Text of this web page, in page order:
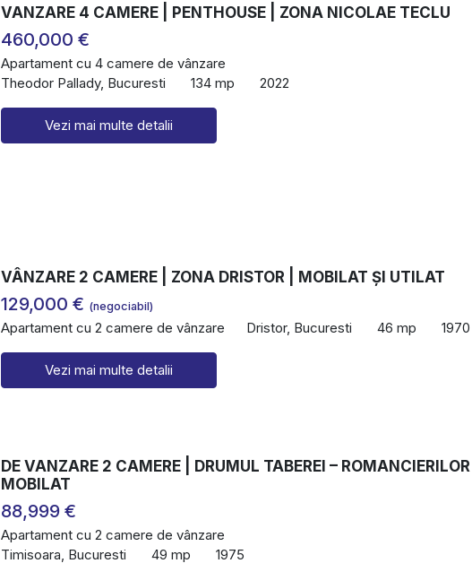
VANZARE 4 CAMERE | PENTHOUSE | ZONA NICOLAE TECLU
460,000 €
Apartament cu 4 camere de vânzare
Theodor Pallady, Bucuresti
134 mp 2022
Vezi mai multe detalii
VÂNZARE 2 CAMERE | ZONA DRISTOR | MOBILAT ȘI UTILAT
129,000 € (negociabil)
Apartament cu 2 camere de vânzare Dristor, Bucuresti 46 mp 1970
Vezi mai multe detalii
DE VANZARE 2 CAMERE | DRUMUL TABEREI – ROMANCIERILOR |
MOBILAT
88,999 €
Apartament cu 2 camere de vânzare
Timisoara, Bucuresti
49 mp 1975